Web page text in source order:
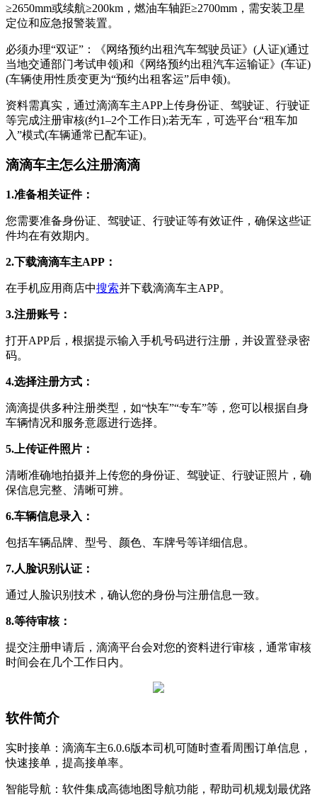
≥2650mm或续航≥200km‌，燃油车轴距≥2700mm，‌需安装卫星
定位和应急报警装置‌。
‌必须办理“双证”‌：‌《网络预约出租汽车驾驶员证》(人证)‌(通过
当地交通部门考试申领)和‌《网络预约出租汽车运输证》(车证)‌
(车辆使用性质变更为“预约出租客运”后申领)。
资料需真实，通过‌滴滴车主APP‌上传身份证、驾驶证、行驶证
等完成注册审核(约1–2个工作日);若无车，可选平台“‌租车加
入‌”模式(车辆通常已配车证)。‌‌
滴滴车主怎么注册滴滴
1.准备相关证件：
您需要准备身份证、驾驶证、行驶证等有效证件，确保这些证
件均在有效期内。
2.下载滴滴车主APP：
在手机应用商店中搜索并下载滴滴车主APP。
3.注册账号：
打开APP后，根据提示输入手机号码进行注册，并设置登录密
码。
4.选择注册方式：
滴滴提供多种注册类型，如“快车”“专车”等，您可以根据自身
车辆情况和服务意愿进行选择。
5.上传证件照片：
清晰准确地拍摄并上传您的身份证、驾驶证、行驶证照片，确
保信息完整、清晰可辨。
6.车辆信息录入：
包括车辆品牌、型号、颜色、车牌号等详细信息。
7.人脸识别认证：
通过人脸识别技术，确认您的身份与注册信息一致。
8.等待审核：
提交注册申请后，滴滴平台会对您的资料进行审核，通常审核
时间会在几个工作日内。
软件简介
实时接单：滴滴车主6.0.6版本司机可随时查看周围订单信息，
快速接单，提高接单率。
智能导航：软件集成高德地图导航功能，帮助司机规划最优路